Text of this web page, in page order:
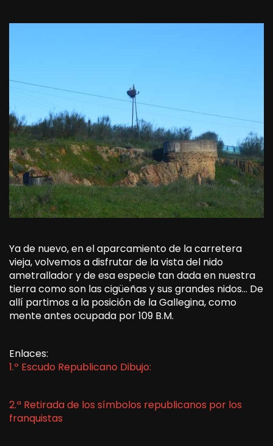
Ya de nuevo, en el aparcamiento de la carretera
vieja, volvemos a disfrutar de la vista del nido
ametrallador y de esa especie tan dada en nuestra
tierra como son las cigüeñas y sus grandes nidos… De
allí partimos a la posición de la Gallegina, como
mente antes ocupada por 109 B.M.
Enlaces:
1.º Escudo Republicano Dibujo:
2.ª Retirada de los símbolos republicanos por los
franquistas